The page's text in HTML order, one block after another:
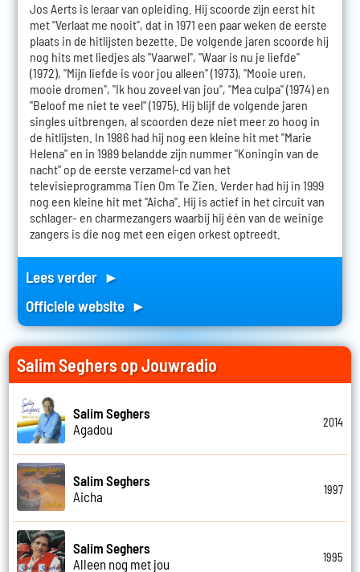
Jos Aerts is leraar van opleiding. Hij scoorde zijn eerst hit
met "Verlaat me nooit", dat in 1971 een paar weken de eerste
plaats in de hitlijsten bezette. De volgende jaren scoorde hij
nog hits met liedjes als "Vaarwel", "Waar is nu je liefde"
(1972), "Mijn liefde is voor jou alleen" (1973), "Mooie uren,
mooie dromen", "Ik hou zoveel van jou", "Mea culpa" (1974) en
"Beloof me niet te veel" (1975). Hij blijf de volgende jaren
singles uitbrengen, al scoorden deze niet meer zo hoog in
de hitlijsten. In 1986 had hij nog een kleine hit met "Marie
Helena" en in 1989 belandde zijn nummer "Koningin van de
nacht" op de eerste verzamel-cd van het
televisieprogramma Tien Om Te Zien. Verder had hij in 1999
nog een kleine hit met "Aicha". Hij is actief in het circuit van
schlager- en charmezangers waarbij hij één van de weinige
zangers is die nog met een eigen orkest optreedt.
Lees verder ►
Officiele website ►
Salim Seghers op Jouwradio
Salim Seghers
Agadou
2014
Salim Seghers
Aicha
1997
Salim Seghers
Alleen nog met jou
1995